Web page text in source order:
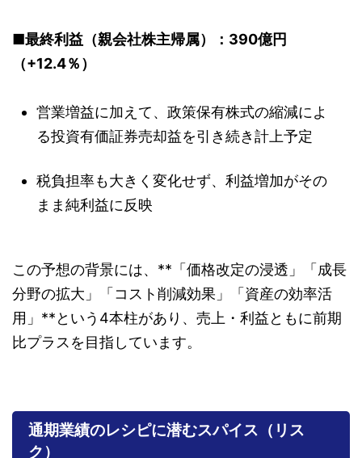
■最終利益（親会社株主帰属）：390億円
（+12.4％）
営業増益に加えて、政策保有株式の縮減によ
る投資有価証券売却益を引き続き計上予定
税負担率も大きく変化せず、利益増加がその
まま純利益に反映
この予想の背景には、**「価格改定の浸透」「成長
分野の拡大」「コスト削減効果」「資産の効率活
用」**という4本柱があり、売上・利益ともに前期
比プラスを目指しています。
通期業績のレシピに潜むスパイス（リス
ク）